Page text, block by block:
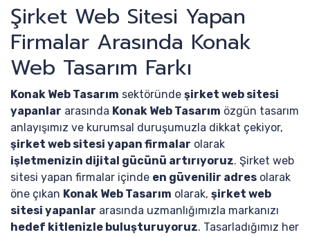
Şirket Web Sitesi Yapan
Firmalar Arasında Konak
Web Tasarım Farkı
Konak Web Tasarım sektöründe şirket web sitesi
yapanlar arasında Konak Web Tasarım özgün tasarım
anlayışımız ve kurumsal duruşumuzla dikkat çekiyor,
şirket web sitesi yapan firmalar olarak
işletmenizin dijital gücünü artırıyoruz. Şirket web
sitesi yapan firmalar içinde en güvenilir adres olarak
öne çıkan Konak Web Tasarım olarak, şirket web
sitesi yapanlar arasında uzmanlığımızla markanızı
hedef kitlenizle buluşturuyoruz. Tasarladığımız her